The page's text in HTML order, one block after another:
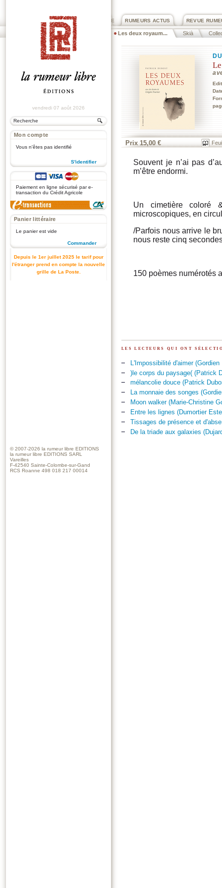
REVUE
RUMEURS ACTUS
PRIX ROGER DEXTRE
Les deux royaum... Skià
vendredi 07 août 2026
Mon compte
Vous n'êtes pas identifié
S'identifier
Paiement en ligne sécurisé par e-
transaction du Crédit Agricole
Panier littéraire
Le panier est vide
Commander
Depuis le 1er juillet 2025 le tarif pour
l'étranger prend en compte la nouvelle
grille de La Poste.
Prix 15,00 €
Souvent je n’ai pas
m’être endormi.
Un cimetière coloré
microscopiques, en
/Parfois nous arrive le
nous reste cinq
150 poèmes numérotés
les lecteurs qui ont
L'Impossibilité d'aimer
)le corps du paysage( (Patrick
mélancolie douce (Patrick
La monnaie des songes
Moon walker (Marie-Christine
Entre les lignes (Dumortier
Tissages de présence et
De la triade aux galaxies
© 2007-2026 la rumeur libre EDITIONS
la rumeur libre EDITIONS SARL
Vareilles
F-42540 Sainte-Colombe-sur-Gand
RCS Roanne 498 018 217 00014